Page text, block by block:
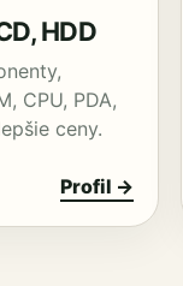
HDD
CPU, PDA,
ceny.
Profil →